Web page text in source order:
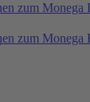
zum Monega
zum Monega